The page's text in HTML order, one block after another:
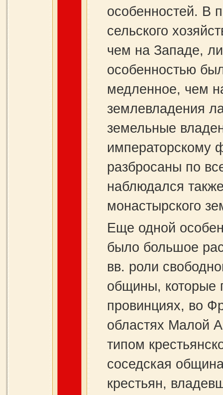
особенностей. В
сельского
чем на Западе,
особенностью
медленное, чем
землевладения
земельные
императорскому
разбросаны по
наблюдался
монастырского
Еще одной
было большое
вв. роли
общины, которые
провинциях, во
областях Малой
типом
соседская
крестьян,